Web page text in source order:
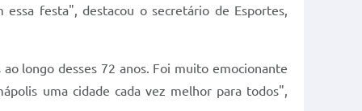
festa", destacou o secretário de Esportes,
longo desses 72 anos. Foi muito emocionante
uma cidade cada vez melhor para todos",